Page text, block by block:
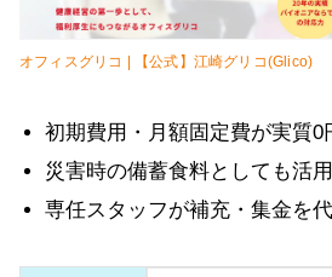
オフィスグリコ | 【公式】江崎グリコ(Glico)
初期費用・月額固定費が実質0
災害時の備蓄食料としても活
専任スタッフが補充・集金を